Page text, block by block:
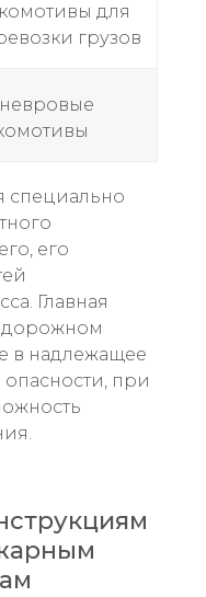
для
грузов
специально
его
Главная
в надлежащее
при